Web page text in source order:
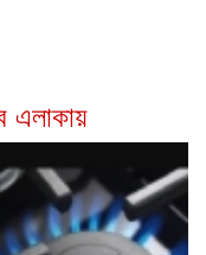
এলাকায়